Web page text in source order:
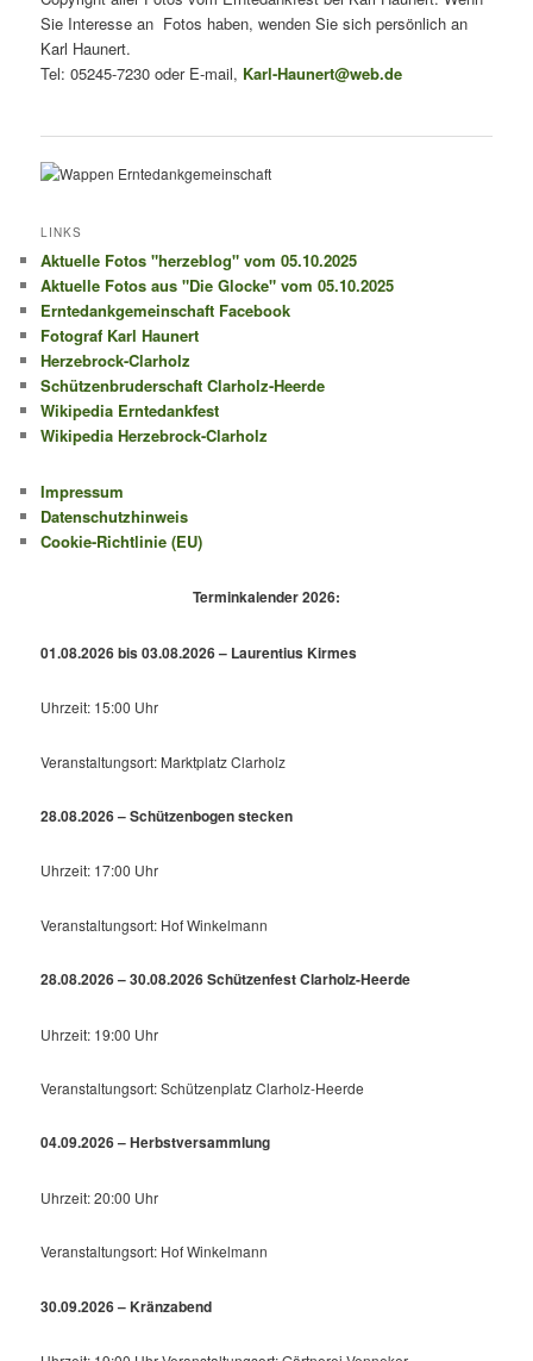
Sie Interesse an Fotos haben, wenden Sie sich persönlich an
Karl Haunert.
Tel: 05245-7230 oder E-mail, Karl-Haunert@web.de
LINKS
Aktuelle Fotos "herzeblog" vom 05.10.2025
Aktuelle Fotos aus "Die Glocke" vom 05.10.2025
Erntedankgemeinschaft Facebook
Fotograf Karl Haunert
Herzebrock-Clarholz
Schützenbruderschaft Clarholz-Heerde
Wikipedia Erntedankfest
Wikipedia Herzebrock-Clarholz
Impressum
Datenschutzhinweis
Cookie-Richtlinie (EU)
Terminkalender 2026:
01.08.2026 bis 03.08.2026 – Laurentius Kirmes
Uhrzeit: 15:00 Uhr
Veranstaltungsort: Marktplatz Clarholz
28.08.2026 – Schützenbogen stecken
Uhrzeit: 17:00 Uhr
Veranstaltungsort: Hof Winkelmann
28.08.2026 – 30.08.2026 Schützenfest Clarholz-Heerde
Uhrzeit: 19:00 Uhr
Veranstaltungsort: Schützenplatz Clarholz-Heerde
04.09.2026 – Herbstversammlung
Uhrzeit: 20:00 Uhr
Veranstaltungsort: Hof Winkelmann
30.09.2026 – Kränzabend